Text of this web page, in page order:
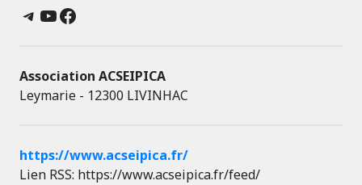
Telegram
YouTube
Facebook
Association ACSEIPICA
Leymarie - 12300 LIVINHAC
https://www.acseipica.fr/
Lien RSS: https://www.acseipica.fr/feed/